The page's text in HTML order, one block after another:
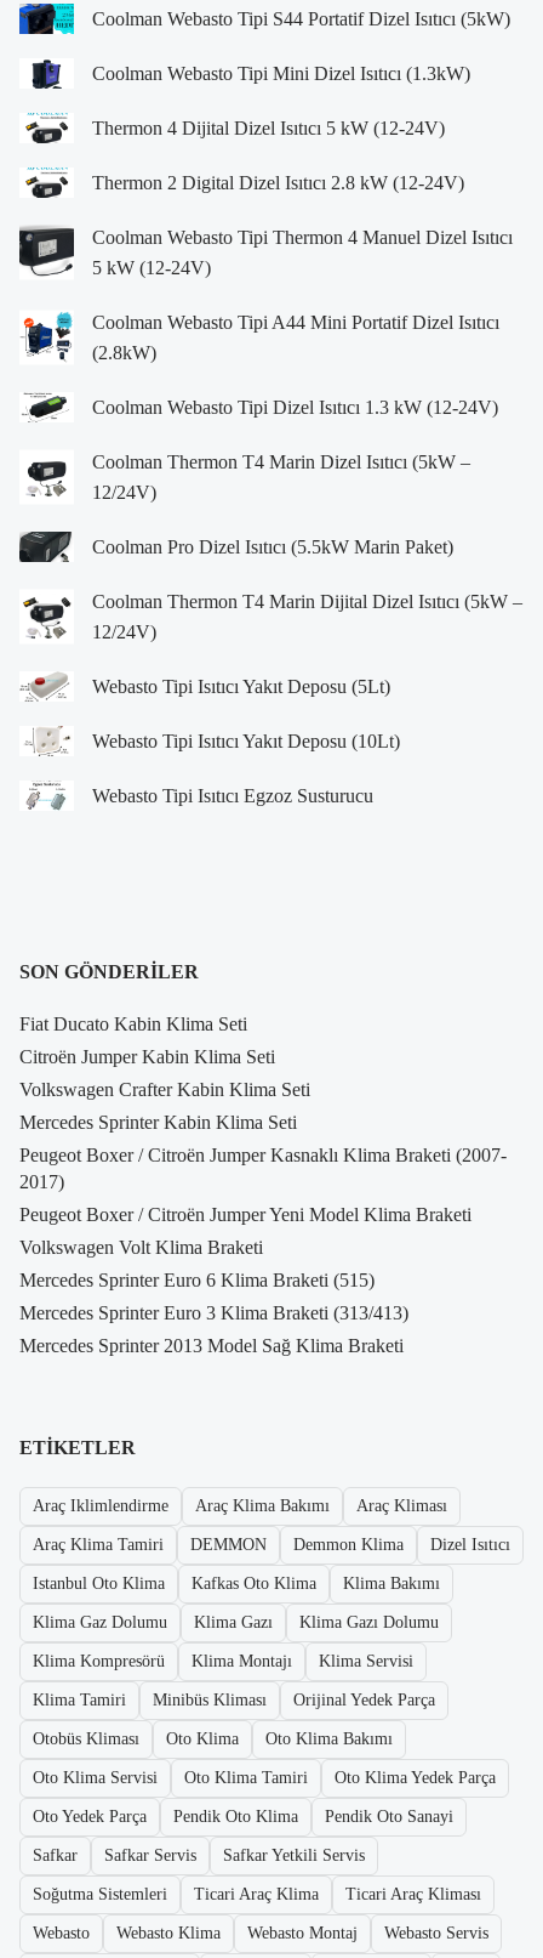
Coolman Webasto Tipi S44 Portatif Dizel Isıtıcı (5kW)
Coolman Webasto Tipi Mini Dizel Isıtıcı (1.3kW)
Thermon 4 Dijital Dizel Isıtıcı 5 kW (12-24V)
Thermon 2 Digital Dizel Isıtıcı 2.8 kW (12-24V)
Coolman Webasto Tipi Thermon 4 Manuel Dizel Isıtıcı
5 kW (12-24V)
Coolman Webasto Tipi A44 Mini Portatif Dizel Isıtıcı
(2.8kW)
Coolman Webasto Tipi Dizel Isıtıcı 1.3 kW (12-24V)
Coolman Thermon T4 Marin Dizel Isıtıcı (5kW –
12/24V)
Coolman Pro Dizel Isıtıcı (5.5kW Marin Paket)
Coolman Thermon T4 Marin Dijital Dizel Isıtıcı (5kW –
12/24V)
Webasto Tipi Isıtıcı Yakıt Deposu (5Lt)
Webasto Tipi Isıtıcı Yakıt Deposu (10Lt)
Webasto Tipi Isıtıcı Egzoz Susturucu
SON GÖNDERILER
Fiat Ducato Kabin Klima Seti
Citroën Jumper Kabin Klima Seti
Volkswagen Crafter Kabin Klima Seti
Mercedes Sprinter Kabin Klima Seti
Peugeot Boxer / Citroën Jumper Kasnaklı Klima Braketi (2007-
2017)
Peugeot Boxer / Citroën Jumper Yeni Model Klima Braketi
Volkswagen Volt Klima Braketi
Mercedes Sprinter Euro 6 Klima Braketi (515)
Mercedes Sprinter Euro 3 Klima Braketi (313/413)
Mercedes Sprinter 2013 Model Sağ Klima Braketi
ETIKETLER
Araç Iklimlendirme Araç Klima Bakımı Araç Kliması
Araç Klima Tamiri DEMMON Demmon Klima Dizel Isıtıcı
Istanbul Oto Klima Kafkas Oto Klima Klima Bakımı
Klima Gaz Dolumu Klima Gazı Klima Gazı Dolumu
Klima Kompresörü Klima Montajı Klima Servisi
Klima Tamiri Minibüs Kliması Orijinal Yedek Parça
Otobüs Kliması Oto Klima Oto Klima Bakımı
Oto Klima Servisi Oto Klima Tamiri Oto Klima Yedek Parça
Oto Yedek Parça Pendik Oto Klima Pendik Oto Sanayi
Safkar Safkar Servis Safkar Yetkili Servis
Soğutma Sistemleri Ticari Araç Klima Ticari Araç Kliması
Webasto Webasto Klima Webasto Montaj Webasto Servis